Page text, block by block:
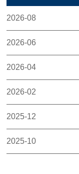
2026-08
2026-06
2026-04
2026-02
2025-12
2025-10